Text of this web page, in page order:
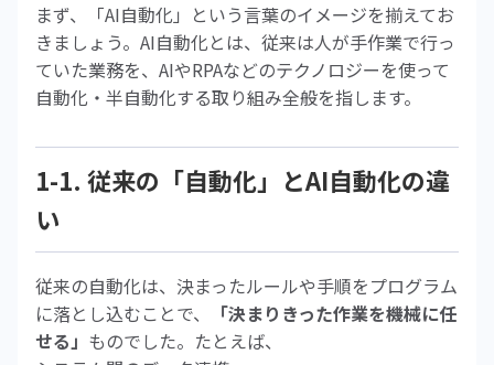
まず、「AI自動化」という言葉のイメージを揃えてお
きましょう。AI自動化とは、従来は人が手作業で行っ
ていた業務を、AIやRPAなどのテクノロジーを使って
自動化・半自動化する取り組み全般を指します。
1-1. 従来の「自動化」とAI自動化の違
い
従来の自動化は、決まったルールや手順をプログラム
に落とし込むことで、
「決まりきった作業を機械に任
せる」 ものでした。たとえば、